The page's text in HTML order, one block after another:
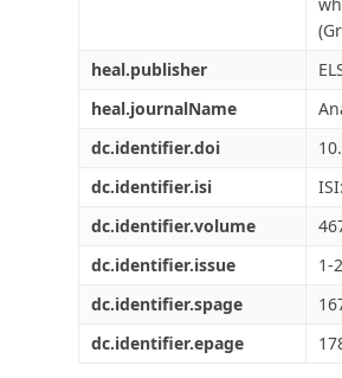
heal.publisher
heal.journalName
dc.identifier.doi
dc.identifier.isi
dc.identifier.volume
dc.identifier.issue
1-2
dc.identifier.spage
dc.identifier.epage